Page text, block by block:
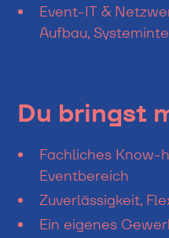
Event-IT &
Aufbau,
Du bringst
Fachliches Know-
Eventbereich
Zuverlässigkeit,
Ein eigenes